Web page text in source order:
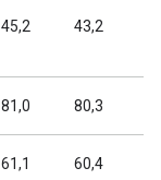
45,2 43,2
81,0 80,3
61,1 60,4